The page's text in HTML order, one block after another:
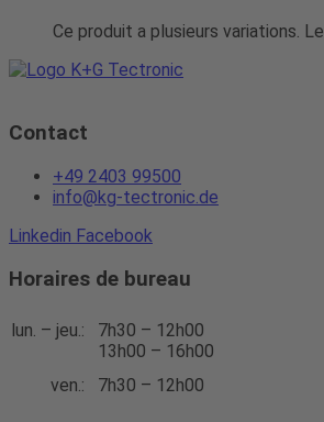
Ce produit a plusieurs variations.
Contact
+49 2403 99500
info@kg-tectronic.de
Linkedin Facebook
Horaires de bureau
lun. – jeu.:
7h30 – 12h00
13h00 – 16h00
ven.:
7h30 – 12h00